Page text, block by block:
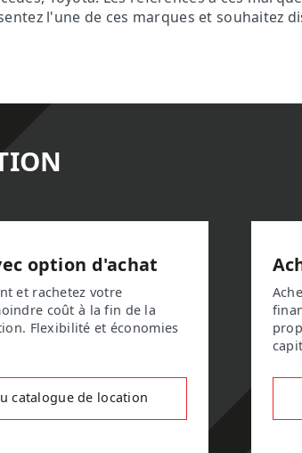
l'une de ces marques et souhaitez
option d'achat
et rachetez votre
coût à la fin de la
Flexibilité et économies
catalogue de location